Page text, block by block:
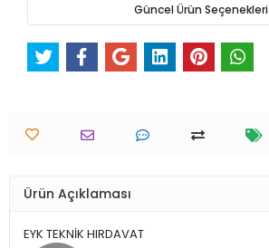
Güncel Ürün Seçenekleri
Ürün Açıklaması
EYK TEKNİK HIRDAVAT